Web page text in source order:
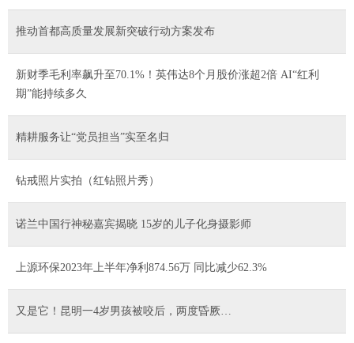
推动首都高质量发展新突破行动方案发布
新财季毛利率飙升至70.1%！英伟达8个月股价涨超2倍 AI“红利
期”能持续多久
精耕服务让“党员担当”实至名归
钻戒照片实拍（红钻照片秀）
诺兰中国行神秘嘉宾揭晓 15岁的儿子化身摄影师
上源环保2023年上半年净利874.56万 同比减少62.3%
又是它！昆明一4岁男孩被咬后，两度昏厥…